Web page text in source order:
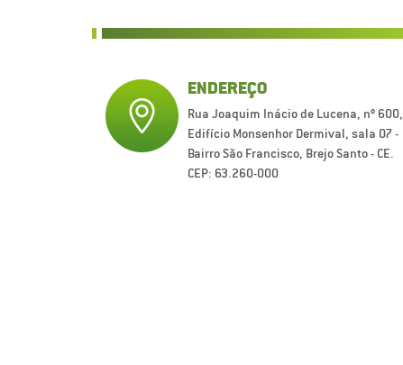
ENDEREÇO
Rua Joaquim Inácio de Lucena, nº 600,
Edifício Monsenhor Dermival, sala 07 -
Bairro São Francisco, Brejo Santo - CE.
CEP: 63.260-000